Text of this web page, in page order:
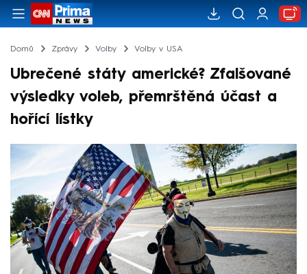
Domů Zprávy Volby Volby v USA
Ubrečené státy americké? Zfalšované
výsledky voleb, přemrštěná účast a
hořící lístky